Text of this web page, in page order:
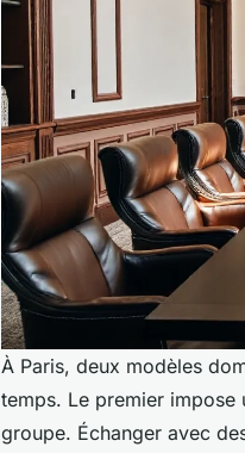
À Paris, deux modèles
temps. Le premier
groupe. Échanger avec